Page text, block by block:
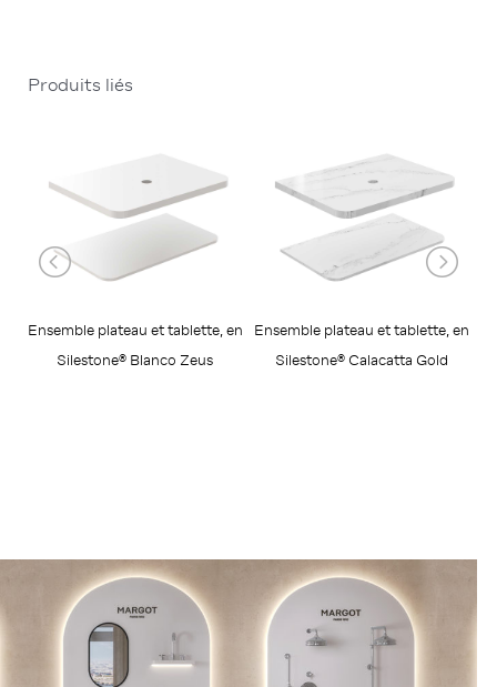
Produits liés
Ensemble plateau et tablette, en
Silestone® Blanco Zeus
Ensemble plateau et tablette, en
Silestone® Calacatta Gold